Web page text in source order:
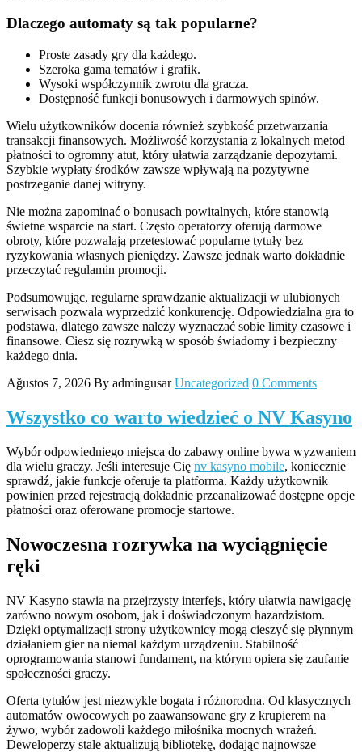
Dlaczego automaty są tak popularne?
Proste zasady gry dla każdego.
Szeroka gama tematów i grafik.
Wysoki współczynnik zwrotu dla gracza.
Dostępność funkcji bonusowych i darmowych spinów.
Wielu użytkowników docenia również szybkość przetwarzania
transakcji finansowych. Możliwość korzystania z lokalnych metod
płatności to ogromny atut, który ułatwia zarządzanie depozytami.
Szybkie wypłaty środków zawsze wpływają na pozytywne
postrzeganie danej witryny.
Nie można zapominać o bonusach powitalnych, które stanowią
świetne wsparcie na start. Często operatorzy oferują darmowe
obroty, które pozwalają przetestować popularne tytuły bez
ryzykowania własnych pieniędzy. Zawsze jednak warto dokładnie
przeczytać regulamin promocji.
Podsumowując, regularne sprawdzanie aktualizacji w ulubionych
serwisach pozwala wyprzedzić konkurencję. Odpowiedzialna gra to
podstawa, dlatego zawsze należy wyznaczać sobie limity czasowe i
finansowe. Ciesz się rozrywką w sposób świadomy i bezpieczny
każdego dnia.
Ağustos 7, 2026 By admingusar Uncategorized 0 Comments
Wszystko co warto wiedzieć o NV Kasyno
Wybór odpowiedniego miejsca do zabawy online bywa wyzwaniem
dla wielu graczy. Jeśli interesuje Cię nv kasyno mobile, koniecznie
sprawdź, jakie funkcje oferuje ta platforma. Każdy użytkownik
powinien przed rejestracją dokładnie przeanalizować dostępne opcje
płatności oraz oferowane promocje startowe.
Nowoczesna rozrywka na wyciągnięcie
ręki
NV Kasyno stawia na przejrzysty interfejs, który ułatwia nawigację
zarówno nowym osobom, jak i doświadczonym hazardzistom.
Dzięki optymalizacji strony użytkownicy mogą cieszyć się płynnym
działaniem gier na niemal każdym urządzeniu. Stabilność
oprogramowania stanowi fundament, na którym opiera się zaufanie
społeczności graczy.
Oferta tytułów jest niezwykle bogata i różnorodna. Od klasycznych
automatów owocowych po zaawansowane gry z krupierem na
żywo, wybór zadowoli każdego miłośnika mocnych wrażeń.
Deweloperzy stale aktualizują bibliotekę, dodając najnowsze